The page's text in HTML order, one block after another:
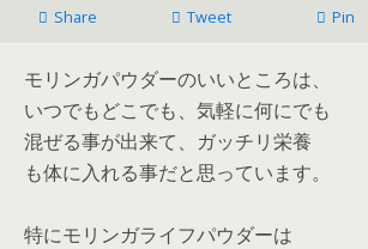
Share Tweet Pin
モリンガパウダーのいいところは、
いつでもどこでも、気軽に何にでも
混ぜる事が出来て、ガッチリ栄養
も体に入れる事だと思っています。
特にモリンガライフパウダーは